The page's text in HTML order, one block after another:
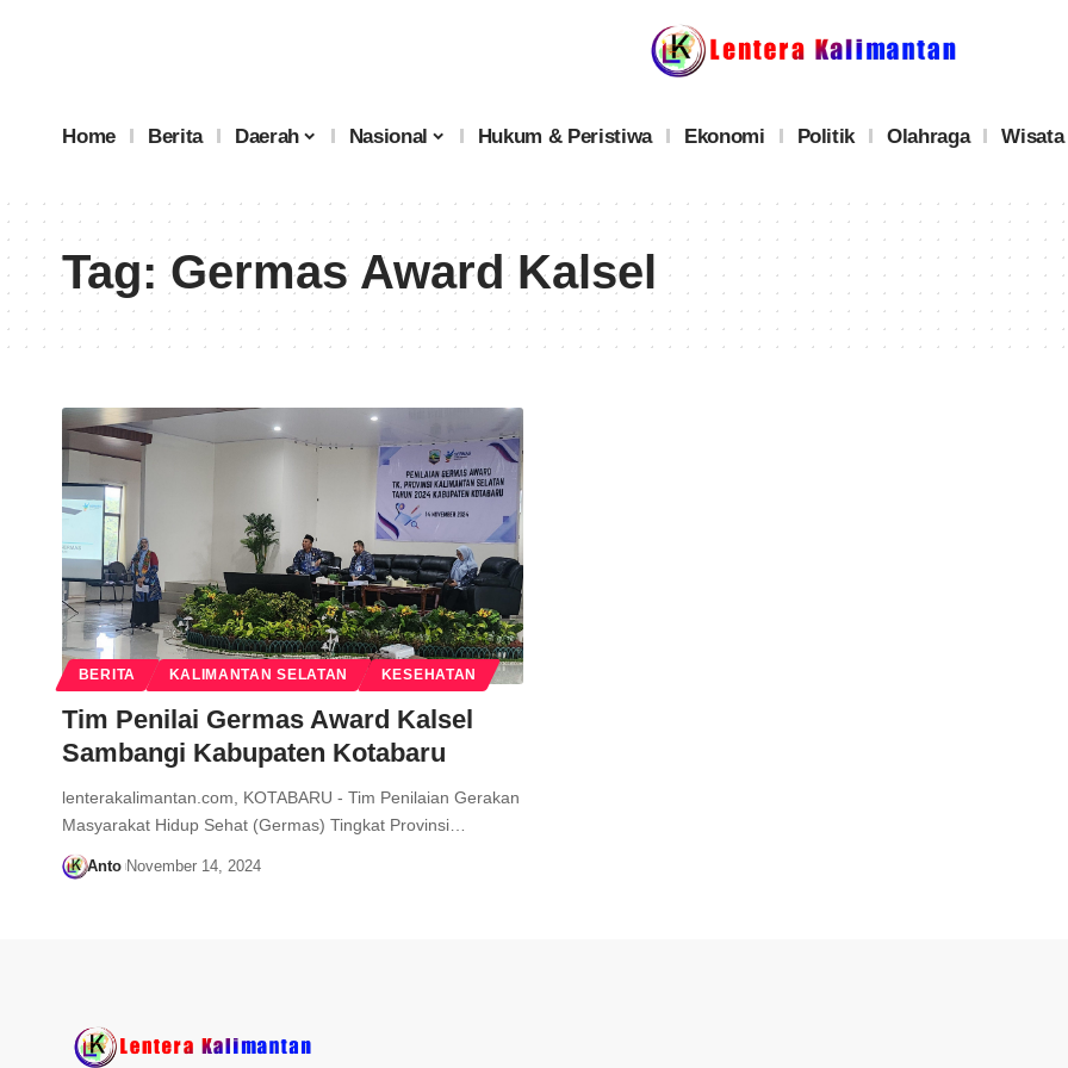
Home Berita Daerah Nasional Hukum & Peristiwa Ekonomi Politik Olahraga Wisata
Tag:Germas Award Kalsel
BERITA KALIMANTAN SELATAN KESEHATAN
Tim Penilai Germas Award Kalsel
Sambangi Kabupaten Kotabaru
lenterakalimantan.com, KOTABARU - Tim Penilaian Gerakan
Masyarakat Hidup Sehat (Germas) Tingkat Provinsi…
Anto November 14, 2024